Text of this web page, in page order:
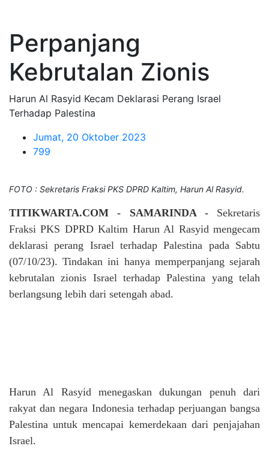
Perpanjang
Kebrutalan Zionis
Harun Al Rasyid Kecam Deklarasi Perang Israel
Terhadap Palestina
Jumat, 20 Oktober 2023
799
FOTO : Sekretaris Fraksi PKS DPRD Kaltim, Harun Al Rasyid.
TITIKWARTA.COM - SAMARINDA -Sekretaris
Fraksi PKS DPRD Kaltim Harun Al Rasyid mengecam
deklarasi perang Israel terhadap Palestina pada Sabtu
(07/10/23). Tindakan ini hanya memperpanjang sejarah
kebrutalan zionis Israel terhadap Palestina yang telah
berlangsung lebih dari setengah abad.
Harun Al Rasyid menegaskan dukungan penuh dari
rakyat dan negara Indonesia terhadap perjuangan bangsa
Palestina untuk mencapai kemerdekaan dari penjajahan
Israel.